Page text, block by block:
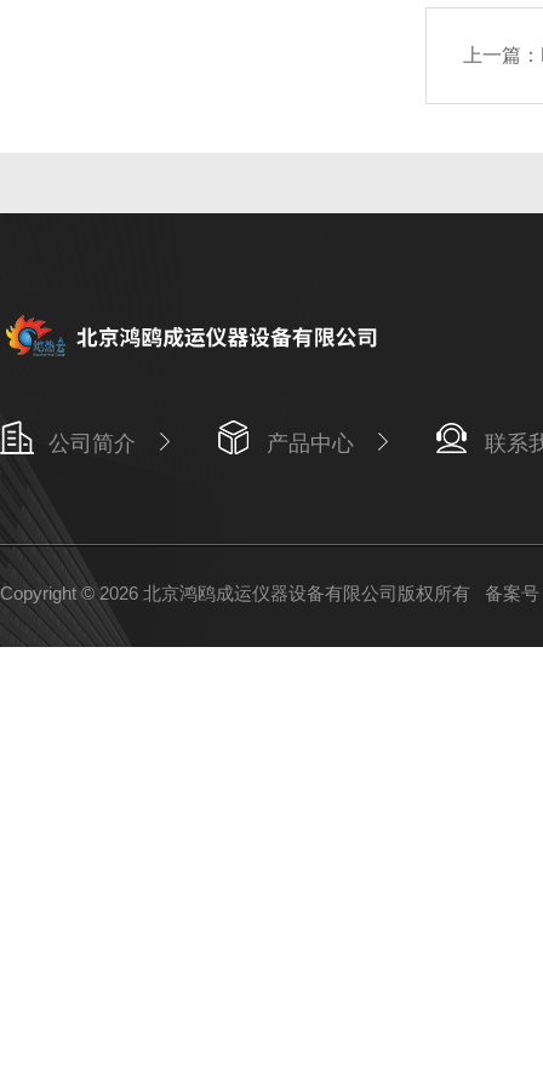
上一篇：
公司简介 产品中心 联系
Copyright © 2026 北京鸿鸥成运仪器设备有限公司版权所有 备案号